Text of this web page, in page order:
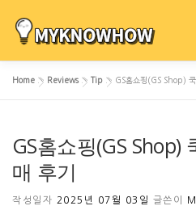
로
Home » Reviews» Tip » GS홈쇼핑(GS Shop) 쿡
GS홈쇼핑(GS Shop)
매 후기
작성일자 2025년 07월 03일 글쓴이